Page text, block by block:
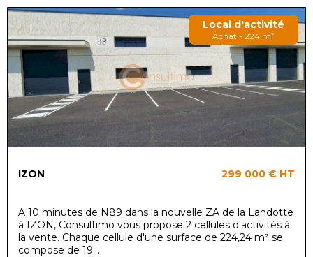
Local d'activité
Achat - 224 m²
IZON 299 000 € HT
A 10 minutes de N89 dans la nouvelle ZA de la Landotte
à IZON, Consultimo vous propose 2 cellules d'activités à
la vente. Chaque cellule d'une surface de 224,24 m² se
compose de 19...